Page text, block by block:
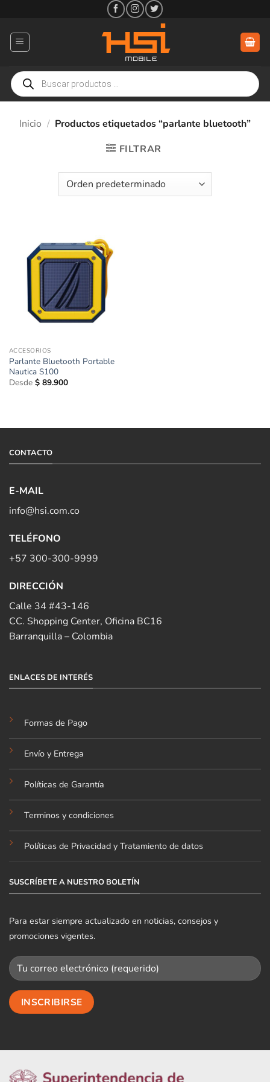
contenido
Búsqueda
de
productos
Inicio / Productos etiquetados “parlante bluetooth”
FILTRAR
ACCESORIOS
Parlante Bluetooth Portable
Nautica S100
Desde $89.900
CONTACTO
E-MAIL
info@hsi.com.co
TELÉFONO
+57 300-300-9999
DIRECCIÓN
Calle 34 #43-146
CC. Shopping Center, Oficina BC16
Barranquilla – Colombia
ENLACES DE INTERÉS
Formas de Pago
Envío y Entrega
Políticas de Garantía
Terminos y condiciones
Políticas de Privacidad y Tratamiento de datos
SUSCRÍBETE A NUESTRO BOLETÍN
Para estar siempre actualizado en noticias, consejos y
promociones vigentes.